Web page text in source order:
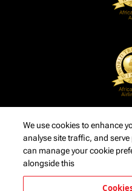
We use cookies to enhance
analyse site traffic, and
can manage your cookie
alongside this